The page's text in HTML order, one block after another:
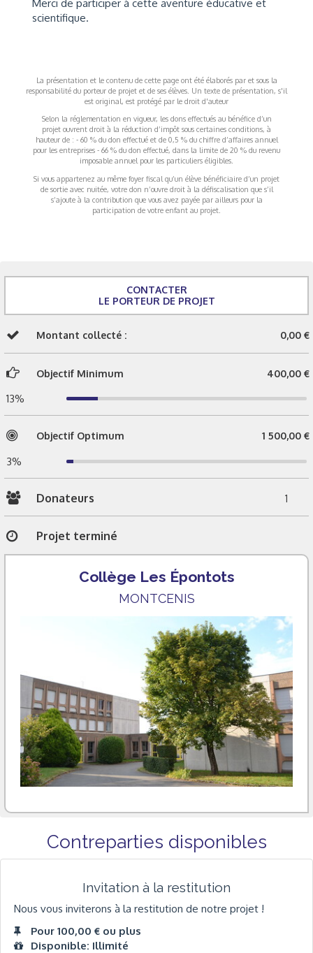
Merci de participer à cette aventure éducative et
scientifique.
La présentation et le contenu de cette page ont été élaborés par et sous la
responsabilité du porteur de projet et de ses élèves. Un texte de présentation, s'il
est original, est protégé par le droit d'auteur
Selon la réglementation en vigueur, les dons effectués au bénéfice d’un
projet ouvrent droit à la réduction d’impôt sous certaines conditions, à
hauteur de : - 60 % du don effectué et de 0,5 % du chiffre d’affaires annuel
pour les entreprises - 66 % du don effectué, dans la limite de 20 % du revenu
imposable annuel pour les particuliers éligibles.
Si vous appartenez au même foyer fiscal qu’un élève bénéficiaire d’un projet
de sortie avec nuitée, votre don n’ouvre droit à la défiscalisation que s’il
s’ajoute à la contribution que vous avez payée par ailleurs pour la
participation de votre enfant au projet.
CONTACTER
LE PORTEUR DE PROJET
Montant collecté : 0,00 €
Objectif Minimum 400,00 €
13%
Objectif Optimum 1 500,00 €
3%
Donateurs 1
Projet terminé
Collège Les Épontots
MONTCENIS
Contreparties disponibles
Invitation à la restitution
Nous vous inviterons à la restitution de notre projet !
Pour 100,00 € ou plus
Disponible: Illimité